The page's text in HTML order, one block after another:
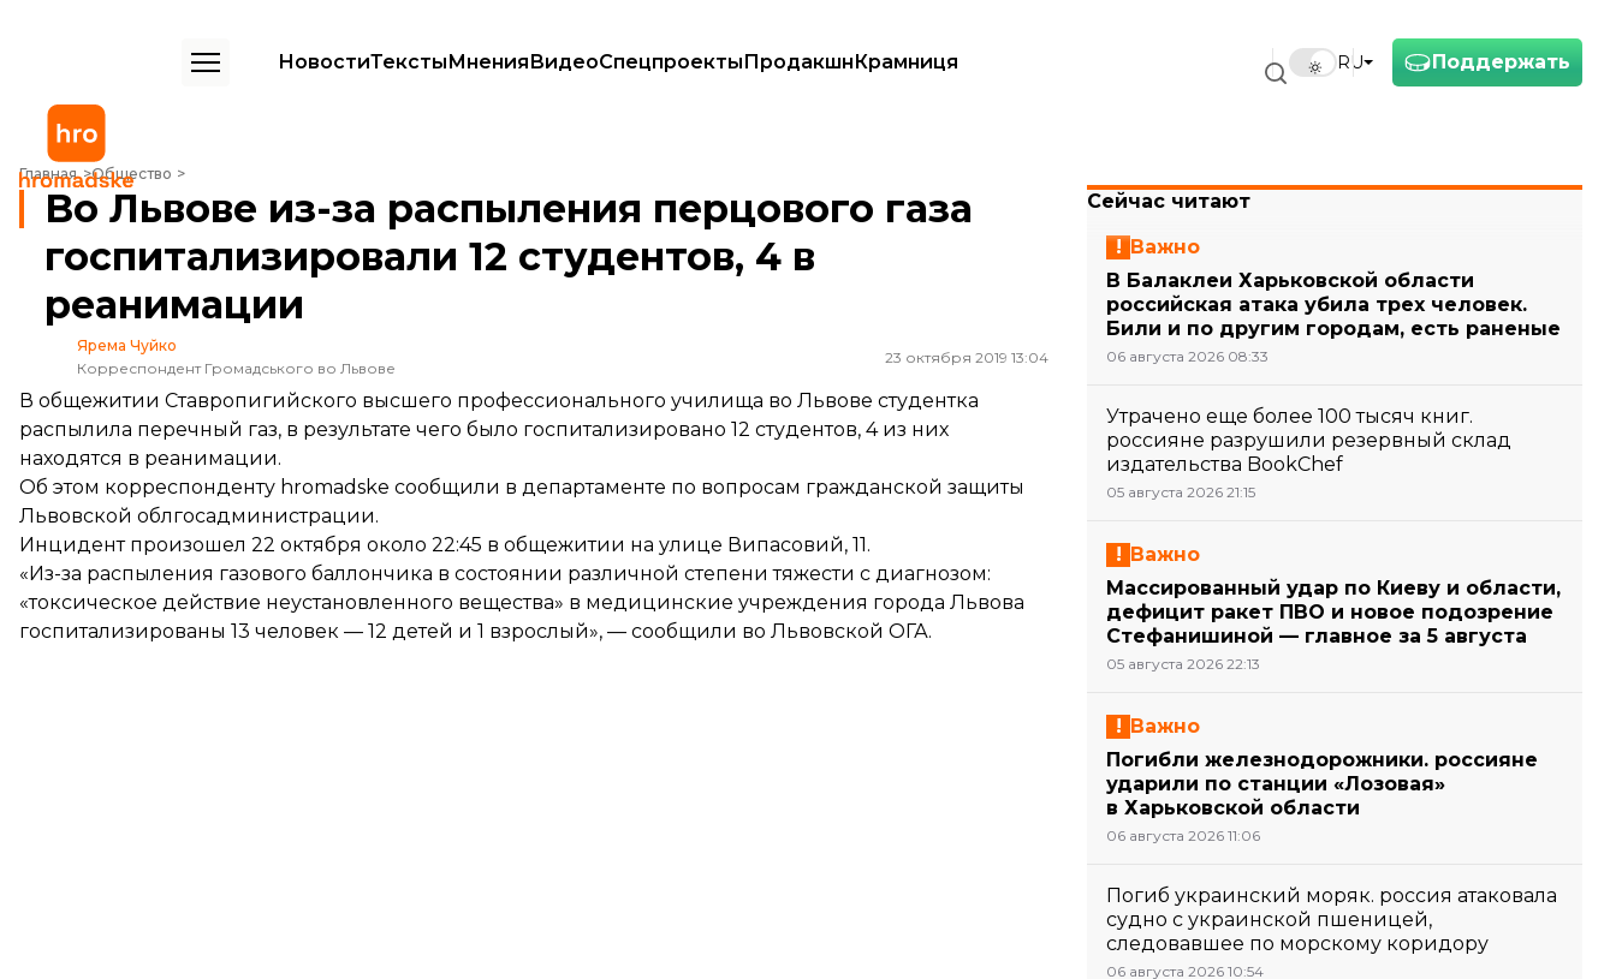
Поддержать
RU
НовостиТекстыМненияВидеоСпецпроектыПродакшнКрамниця
Главная Общество
Во Львове из-за распыления перцового газа госпитализировали 12 студентов, 4 в реанимации
Во Львове из-за распыления перцового газа
госпитализировали 12 студентов, 4 в
реанимации
Ярема Чуйко
Корреспондент Громадського во Львове
23 октября 2019 13:04
В общежитии Ставропигийского высшего профессионального училища во Львове студентка
распылила перечный газ, в результате чего было госпитализировано 12 студентов, 4 из них
находятся в реанимации.
Об этом корреспонденту hromadske сообщили в департаменте по вопросам гражданской защиты
Львовской облгосадминистрации.
Инцидент произошел 22 октября около 22:45 в общежитии на улице Випасовий, 11.
«Из-за распыления газового баллончика в состоянии различной степени тяжести с диагнозом:
«токсическое действие неустановленного вещества» в медицинские учреждения города Львова
госпитализированы 13 человек — 12 детей и 1 взрослый», — сообщили во Львовской ОГА.
Сейчас читают
Важно
В Балаклеи Харьковской области
российская атака убила трех человек.
Били и по другим городам, есть раненые
06 августа 2026 08:33
Утрачено еще более 100 тысяч книг.
россияне разрушили резервный склад
издательства BookChef
05 августа 2026 21:15
Важно
Массированный удар по Киеву и области,
дефицит ракет ПВО и новое подозрение
Стефанишиной — главное за 5 августа
05 августа 2026 22:13
Важно
Погибли железнодорожники. россияне
ударили по станции «Лозовая»
в Харьковской области
06 августа 2026 11:06
Погиб украинский моряк. россия атаковала
судно с украинской пшеницей,
следовавшее по морскому коридору
06 августа 2026 10:54